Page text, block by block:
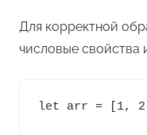
Для корректной
числовые свойства
let arr = [1,